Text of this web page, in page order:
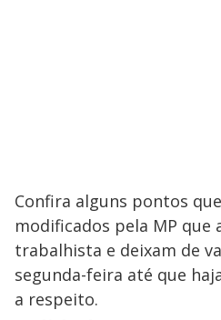
Confira alguns pontos
modificados pela MP que
trabalhista e deixam de
segunda-feira até que
a respeito.